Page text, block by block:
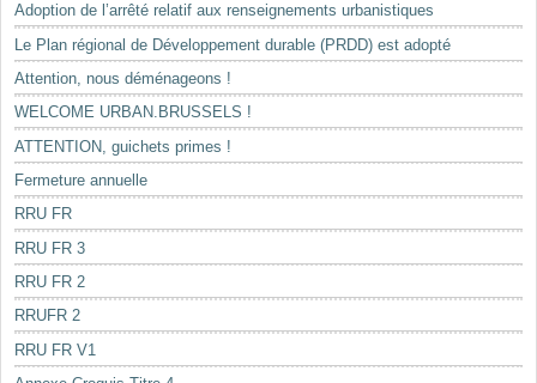
Adoption de l’arrêté relatif aux renseignements urbanistiques
Le Plan régional de Développement durable (PRDD) est adopté
Attention, nous déménageons !
WELCOME URBAN.BRUSSELS !
ATTENTION, guichets primes !
Fermeture annuelle
RRU FR
RRU FR 3
RRU FR 2
RRUFR 2
RRU FR V1